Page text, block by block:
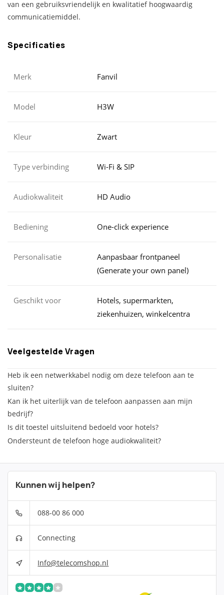
van een gebruiksvriendelijk en kwalitatief hoogwaardig
communicatiemiddel.
Specificaties
Merk Fanvil
Model H3W
Kleur Zwart
Type verbinding Wi-Fi & SIP
Audiokwaliteit HD Audio
Bediening One-click experience
Personalisatie
Aanpasbaar frontpaneel
(Generate your own panel)
Geschikt voor
Hotels, supermarkten,
ziekenhuizen, winkelcentra
Veelgestelde Vragen
Heb ik een netwerkkabel nodig om deze telefoon aan te
sluiten?
Kan ik het uiterlijk van de telefoon aanpassen aan mijn
bedrijf?
Is dit toestel uitsluitend bedoeld voor hotels?
Ondersteunt de telefoon hoge audiokwaliteit?
Kunnen wij helpen?
088-00 86 000
Connecting
Info@telecomshop.nl